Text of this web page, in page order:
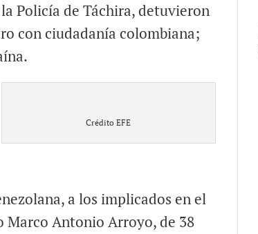
Policía de Táchira, detuvieron
con ciudadanía colombiana;
Crédito EFE
a los implicados en el
Antonio Arroyo, de 38